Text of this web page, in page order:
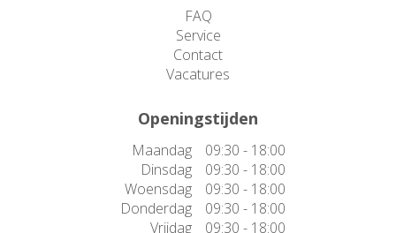
FAQ
Service
Contact
Vacatures
Openingstijden
Maandag
09:30 - 18:00
Dinsdag
09:30 - 18:00
Woensdag
09:30 - 18:00
Donderdag
09:30 - 18:00
Vrijdag
09:30 - 18:00